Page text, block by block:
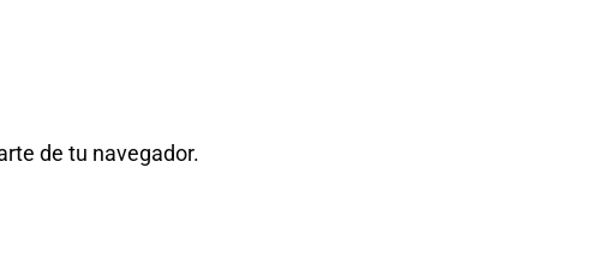
de tu navegador.